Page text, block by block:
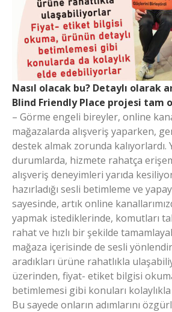
Nasıl olacak bu? Detaylı olarak
Blind Friendly Place projesi tam
– Görme engeli bireyler, online
mağazalarda alışveriş yaparken,
destek almak zorunda kalıyorlardı.
durumlarda, hizmete rahatça
alışveriş deneyimleri yarıda
hazırladığı sesli betimleme ve
sayesinde, artık online
yapmak istediklerinde, komutları
rahat ve hızlı bir şekilde
mağaza içerisinde de sesli
aradıkları ürüne rahatlıkla
üzerinden, fiyat- etiket bilgisi
betimlemesi gibi konuları
Bu sayede onların adımlarını